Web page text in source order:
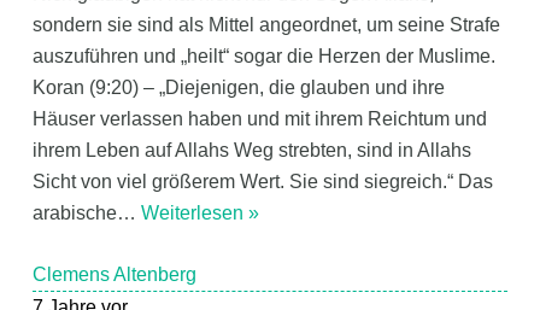
sondern sie sind als Mittel angeordnet, um seine Strafe
auszuführen und „heilt“ sogar die Herzen der Muslime.
Koran (9:20) – „Diejenigen, die glauben und ihre
Häuser verlassen haben und mit ihrem Reichtum und
ihrem Leben auf Allahs Weg strebten, sind in Allahs
Sicht von viel größerem Wert. Sie sind siegreich.“ Das
arabische… Weiterlesen »
Clemens Altenberg